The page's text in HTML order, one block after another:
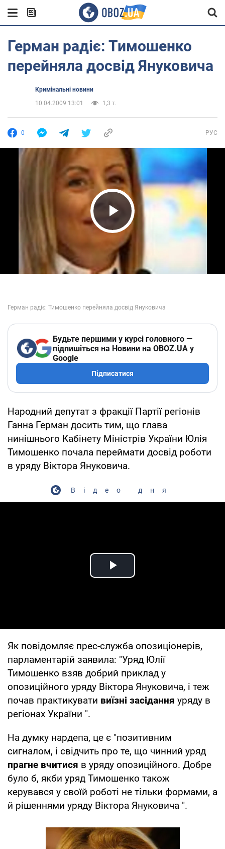
Герман радіє: Тимошенко
перейняла досвід Януковича
Кримінальні новини
10.04.2009 13:01
1,3 т.
0 РУС
Play Video
Будьте першими у курсі головного —
підпишіться на Новини на OBOZ.UA у
Google
Підписатися
Народний депутат з фракції Партії регіонів
Ганна Герман досить тим, що глава
нинішнього Кабінету Міністрів України Юлія
Тимошенко почала переймати досвід роботи
в уряду Віктора Януковича.
Відео дня
Play Video
Як повідомляє прес-служба опозиціонерів,
парламентарій заявила: "Уряд Юлії
Тимошенко взяв добрий приклад у
опозиційного уряду Віктора Януковича, і теж
почав практикувати виїзні засідання уряду в
регіонах України ".
На думку нардепа, це є "позитивним
сигналом, і свідчить про те, що чинний уряд
прагне вчитися в уряду опозиційного. Добре
було б, якби уряд Тимошенко також
керувався у своїй роботі не тільки формами, а
й рішеннями уряду Віктора Януковича ".